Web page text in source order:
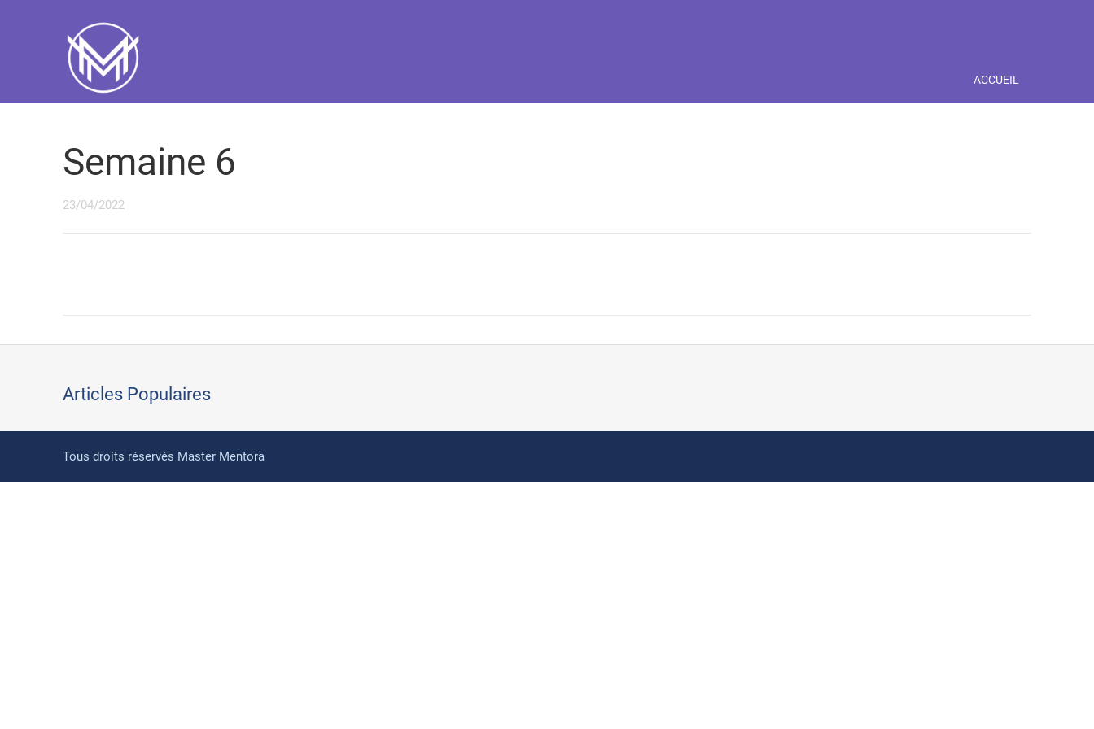
ACCUEIL
Semaine 6
23/04/2022
Articles Populaires
Tous droits réservés Master Mentora